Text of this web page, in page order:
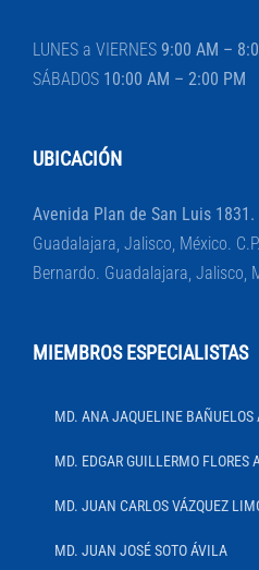
LUNES a VIERNES 9:00 AM –
SÁBADOS 10:00 AM – 2:00 PM
UBICACIÓN
Avenida Plan de San Luis 1831.
Guadalajara, Jalisco, México.
Bernardo. Guadalajara, Jalisco,
MIEMBROS ESPECIALISTAS
MD. ANA JAQUELINE BAÑUELOS
MD. EDGAR GUILLERMO FLORES
MD. JUAN CARLOS VÁZQUEZ
MD. JUAN JOSÉ SOTO ÁVILA